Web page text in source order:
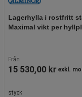
Lagerhylla i rostfritt
Maximal vikt per
Från
15 530,00 kr exkl.
styck